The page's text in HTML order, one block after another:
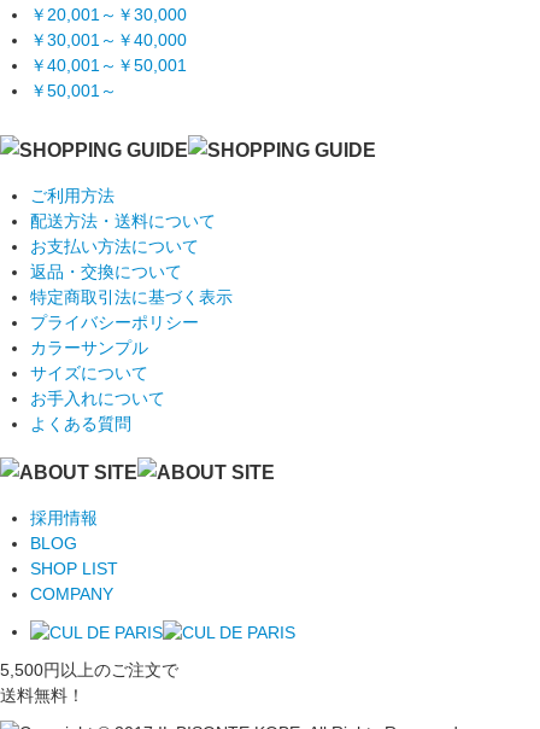
￥20,001～￥30,000
￥30,001～￥40,000
￥40,001～￥50,001
￥50,001～
ご利用方法
配送方法・送料について
お支払い方法について
返品・交換について
特定商取引法に基づく表示
プライバシーポリシー
カラーサンプル
サイズについて
お手入れについて
よくある質問
採用情報
BLOG
SHOP LIST
COMPANY
5,500円以上のご注文で
送料無料！